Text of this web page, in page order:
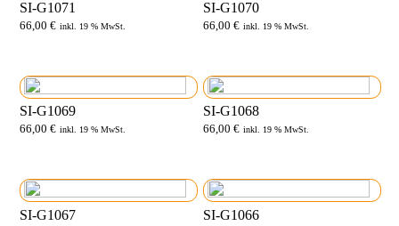
SI-G1071
66,00€ inkl. 19 % MwSt.
SI-G1070
66,00€ inkl. 19 % MwSt.
SI-G1069
66,00€ inkl. 19 % MwSt.
SI-G1068
66,00€ inkl. 19 % MwSt.
SI-G1067 SI-G1066